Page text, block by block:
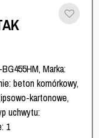
Marka:
beton komórkowy,
kartonowe,
uchwytu:
1